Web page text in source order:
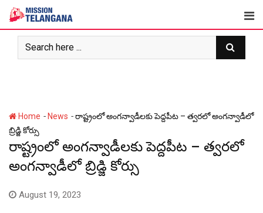
Skip
content
Home - News -రాష్ట్రంలో అంగన్వాడీలకు పెద్దపీట – త్వరలో అంగన్వాడీలో
బ్రిడ్జి కోర్సు
రాష్ట్రంలో అంగన్వాడీలకు పెద్దపీట – త్వరలో
అంగన్వాడీలో బ్రిడ్జి కోర్సు
August 19, 2023